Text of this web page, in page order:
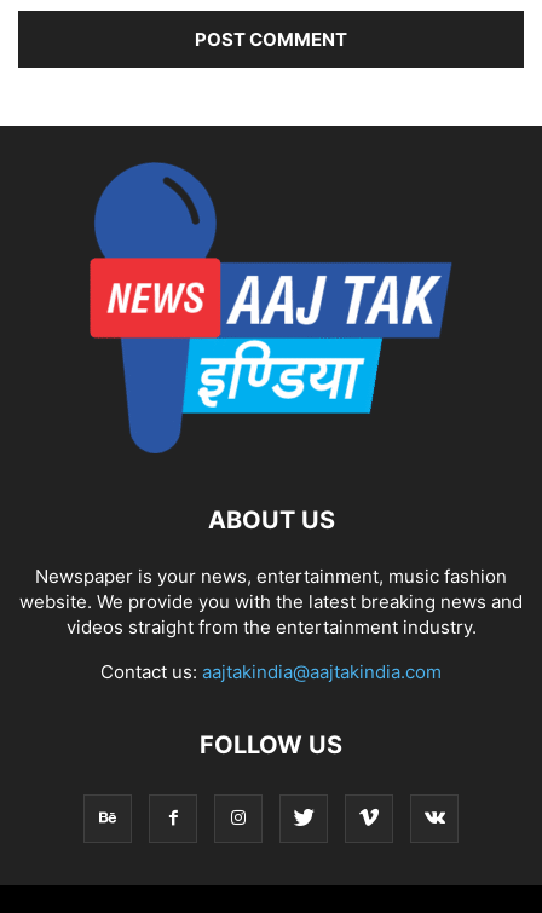
ABOUT US
Newspaper is your news, entertainment, music fashion
website. We provide you with the latest breaking news and
videos straight from the entertainment industry.
Contact us: aajtakindia@aajtakindia.com
FOLLOW US